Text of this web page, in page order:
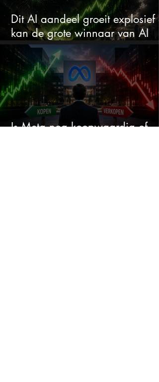
Dit AI aandeel groeit explosief
kan de grote winnaar van AI
worden
Is Meta nog koopwaardig of